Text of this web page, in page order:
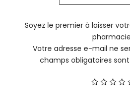
Soyez le premier à laisser
Votre adresse e-mail ne
champs obligatoires